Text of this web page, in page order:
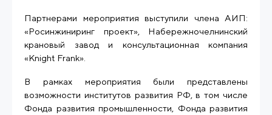
Партнерами мероприятия выступили члена АИП:
«Росинжиниринг проект», Набережночелнинский
крановый завод и консультационная компания
«Knight Frank».
В рамках мероприятия были представлены
возможности институтов развития РФ, в том числе
Фонда развития промышленности, Фонда развития